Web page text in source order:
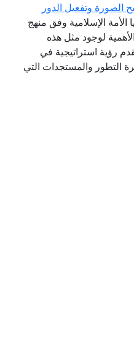
الصورة وتفعيل الدور
الإسلامية وفق منهج
لوجود مثل هذه
رؤية استراتيجية في
التطور والمستجدات التي